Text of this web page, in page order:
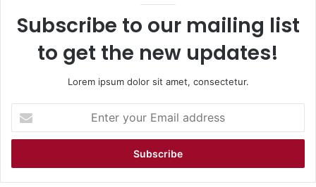
Subscribe to our mailing list
to get the new updates!
Lorem ipsum dolor sit amet, consectetur.
your
Email